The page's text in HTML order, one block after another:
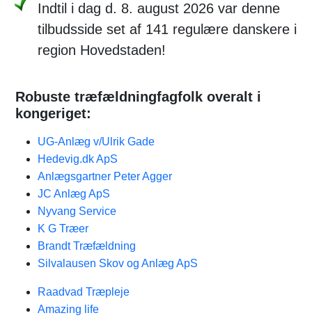
Indtil i dag d. 8. august 2026 var denne
tilbudsside set af 141 regulære danskere i
region Hovedstaden!
Robuste træfældningfagfolk overalt i
kongeriget:
UG-Anlæg v/Ulrik Gade
Hedevig.dk ApS
Anlægsgartner Peter Agger
JC Anlæg ApS
Nyvang Service
K G Træer
Brandt Træfældning
Silvalausen Skov og Anlæg ApS
Raadvad Træpleje
Amazing life